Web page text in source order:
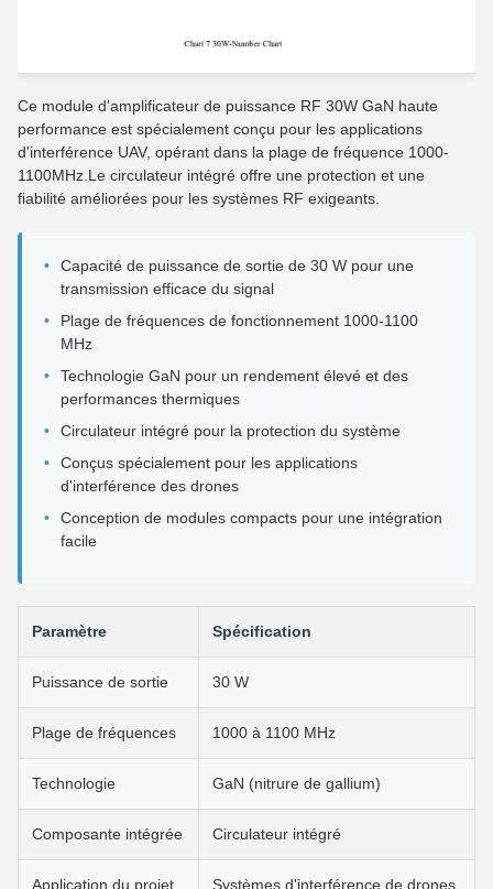
Ce module d'amplificateur de puissance RF 30W GaN haute
performance est spécialement conçu pour les applications
d'interférence UAV, opérant dans la plage de fréquence 1000-
1100MHz.Le circulateur intégré offre une protection et une
fiabilité améliorées pour les systèmes RF exigeants.
Capacité de puissance de sortie de 30 W pour une
transmission efficace du signal
Plage de fréquences de fonctionnement 1000-1100
MHz
Technologie GaN pour un rendement élevé et des
performances thermiques
Circulateur intégré pour la protection du système
Conçus spécialement pour les applications
d'interférence des drones
Conception de modules compacts pour une intégration
facile
Paramètre Spécification
Puissance de sortie 30 W
Plage de fréquences 1000 à 1100 MHz
Technologie GaN (nitrure de gallium)
Composante intégrée Circulateur intégré
Application du projet Systèmes d'interférence de drones